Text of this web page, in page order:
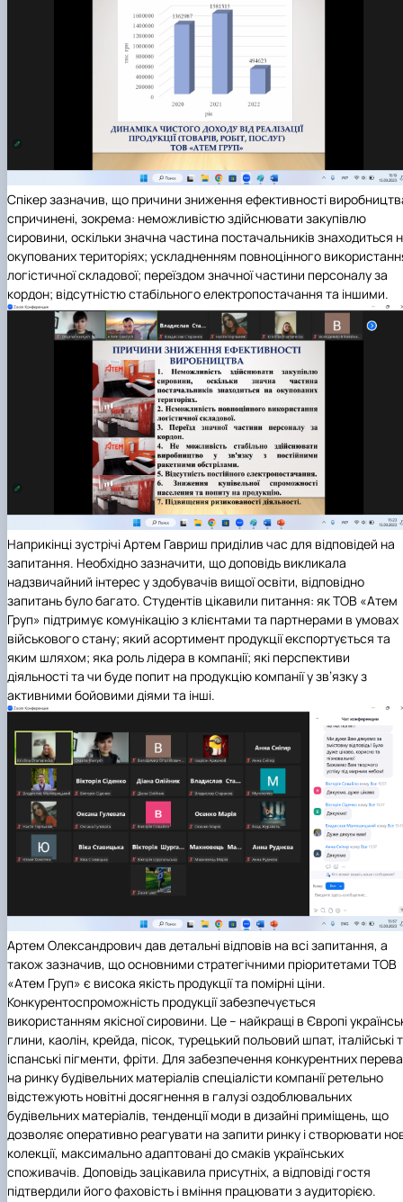
Спікер зазначив, що причини зниження ефективності
спричинені, зокрема: неможливістю здійснювати закупівлю
сировини, оскільки значна частина постачальників знаходиться
окупованих територіях; ускладненням повноцінного
логістичної складової; переїздом значної частини персоналу за
кордон; відсутністю стабільного електропостачання та іншими.
Наприкінці зустрічі Артем Гавриш приділив час для відповідей на
запитання. Необхідно зазначити, що доповідь викликала
надзвичайний інтерес у здобувачів вищої освіти, відповідно
запитань було багато. Студентів цікавили питання: як ТОВ «Атем
Груп» підтримує комунікацію з клієнтами та партнерами в умовах
військового стану; який асортимент продукції експортується та
яким шляхом; яка роль лідера в компанії; які перспективи
діяльності та чи буде попит на продукцію компанії у зв’язку з
активними бойовими діями та інші.
Артем Олександрович дав детальні відповів на всі запитання, а
також зазначив, що основними стратегічними пріоритетами ТОВ
«Атем Груп» є висока якість продукції та помірні ціни.
Конкурентоспроможність продукції забезпечується
використанням якісної сировини. Це – найкращі в Європі
глини, каолін, крейда, пісок, турецький польовий шпат, італійські
іспанські пігменти, фріти. Для забезпечення конкурентних
на ринку будівельних матеріалів спеціалісти компанії ретельно
відстежують новітні досягнення в галузі оздоблювальних
будівельних матеріалів, тенденції моди в дизайні приміщень, що
дозволяє оперативно реагувати на запити ринку і створювати
колекції, максимально адаптовані до смаків українських
споживачів. Доповідь зацікавила присутніх, а відповіді гостя
підтвердили його фаховість і вміння працювати з аудиторією.